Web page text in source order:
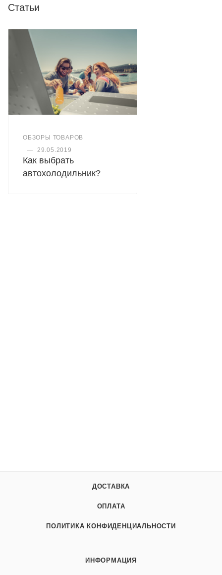
Статьи
ОБЗОРЫ ТОВАРОВ
—
29.05.2019
Как выбрать
автохолодильник?
ДОСТАВКА
ОПЛАТА
ПОЛИТИКА КОНФИДЕНЦИАЛЬНОСТИ
ИНФОРМАЦИЯ